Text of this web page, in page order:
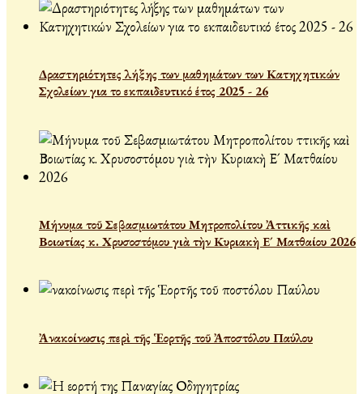
Δραστηριότητες λήξης των μαθημάτων των Κατηχητικών
Σχολείων για το εκπαιδευτικό έτος 2025 - 26
Μήνυμα τοῦ Σεβασμιωτάτου Μητροπολίτου Ἀττικῆς καὶ
Βοιωτίας κ. Χρυσοστόμου γιὰ τὴν Κυριακὴ Ε´ Ματθαίου 2026
Ἀνακοίνωσις περὶ τῆς Ἑορτῆς τοῦ Ἀποστόλου Παύλου